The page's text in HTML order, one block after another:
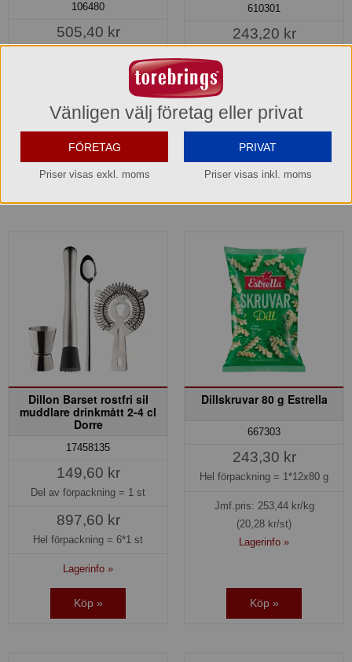
106480
505,40 kr
kr/kg
Lagerinfo »
Köp »
610301
243,20 kr
Hel förpackning =
Jmf.pris:243,20kr/kg
Lagerinfo »
Köp »
Dillon Barset rostfri sil
muddlare drinkmått 2-4 cl
Dorre
17458135
149,60 kr
Del av förpackning = 1 st
897,60 kr
Hel förpackning = 6*1 st
Lagerinfo »
Köp »
Dillskruvar 80 g Estrella
667303
243,30 kr
Hel förpackning = 1*12x80 g
Jmf.pris: 253,44kr/kg
(20,28 kr/st)
Lagerinfo »
Köp »
Vänligen välj företag eller privat
FÖRETAG
Priser visas exkl. moms
PRIVAT
Priser visas inkl. moms